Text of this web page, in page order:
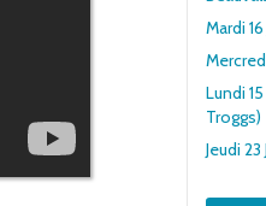
Mardi
Lundi
Troggs)
Jeudi